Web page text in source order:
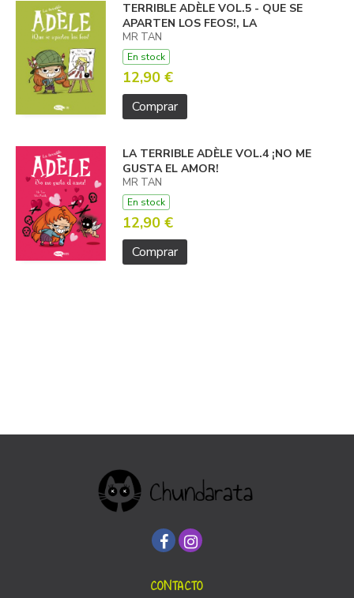
TERRIBLE ADÈLE VOL.5 - QUE SE
APARTEN LOS FEOS!, LA
MR TAN
En stock
12,90 €
Comprar
LA TERRIBLE ADÈLE VOL.4 ¡NO ME
GUSTA EL AMOR!
MR TAN
En stock
12,90 €
Comprar
CONTACTO